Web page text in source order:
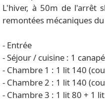
L'hiver, à 50m de l'arrêt
remontées mécaniques
- Entrée
- Séjour / cuisine : 1
- Chambre 1 : 1 lit 140
- Chambre 2 : 1 lit 140
- Chambre 3 : 1 lit 80 + 1